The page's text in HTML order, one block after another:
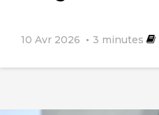
10 Avr 2026 3 minutes